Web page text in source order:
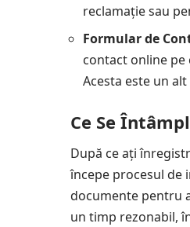
reclamație sau
Formular de
contact online
Acesta este un
Ce Se
După ce ați
începe procesul de
documente pentru
un timp rezonabil,